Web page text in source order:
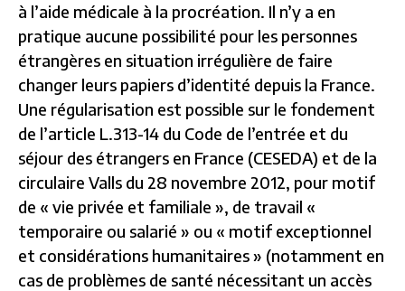
à l’aide médicale à la procréation. Il n’y a en
pratique aucune possibilité pour les personnes
étrangères en situation irrégulière de faire
changer leurs papiers d’identité depuis la France.
Une régularisation est possible sur le fondement
de l’article L.313-14 du Code de l’entrée et du
séjour des étrangers en France (CESEDA) et de la
circulaire Valls du 28 novembre 2012, pour motif
de « vie privée et familiale », de travail «
temporaire ou salarié » ou « motif exceptionnel
et considérations humanitaires » (notamment en
cas de problèmes de santé nécessitant un accès